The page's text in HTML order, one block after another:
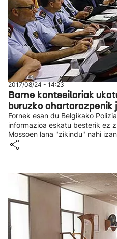
2017/08/24 - 14:23
Barne kontseilariak
buruzko ohartarazpenik
Fornek esan du Belgikako
informazioa eskatu besterik ez
Mossoen lana "zikindu" nahi